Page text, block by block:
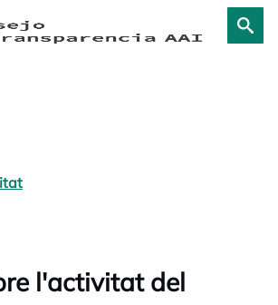
l'activitat del